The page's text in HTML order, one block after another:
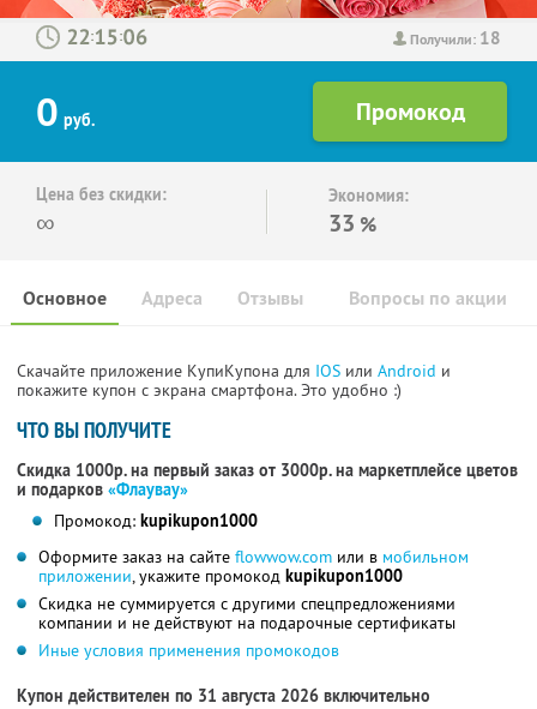
Получили: 18
: :
0 руб.
Цена без скидки:
∞
Экономия:
33 %
Основное Отзывы Вопросы по акции
Адреса
Скачайте приложение КупиКупона для IOS или Android и
покажите купон с экрана смартфона. Это удобно :)
ЧТО ВЫ ПОЛУЧИТЕ
Скидка 1000р. на первый заказ от 3000р. на маркетплейсе цветов
и подарков «Флаувау»
Промокод: kupikupon1000
Оформите заказ на сайте flowwow.com или в мобильном
приложении, укажите промокод kupikupon1000
Скидка не суммируется с другими спецпредложениями
компании и не действуют на подарочные сертификаты
Иные условия применения промокодов
Купон действителен по 31 августа 2026 включительно